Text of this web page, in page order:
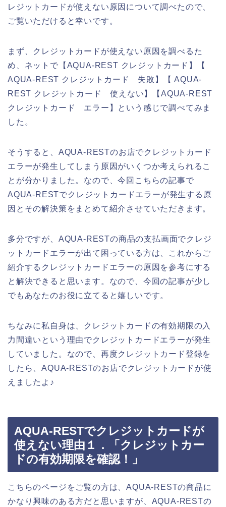
レジットカードが使えない原因について調べたので、
ご覧いただけると幸いです。
まず、クレジットカードが使えない原因を調べるた
め、ネットで【AQUA-REST クレジットカード】【
AQUA-REST クレジットカード 失敗】【 AQUA-
REST クレジットカード 使えない】【AQUA-REST
クレジットカード エラー】という感じで調べてみま
した。
そうすると、AQUA-RESTのお店でクレジットカード
エラーが発生してしまう原因がいくつか考えられるこ
とが分かりました。なので、今回こちらの記事で
AQUA-RESTでクレジットカードエラーが発生する原
因とその解決策をまとめて紹介させていただきます。
多分ですが、AQUA-RESTの商品の支払画面でクレジ
ットカードエラーが出て困っている方は、これからご
紹介するクレジットカードエラーの原因を参考にする
と解決できると思います。なので、今回の記事が少し
でもあなたのお役に立てると嬉しいです。
ちなみに私自身は、クレジットカードの有効期限の入
力間違いという理由でクレジットカードエラーが発生
していました。なので、再度クレジットカード登録を
したら、AQUA-RESTのお店でクレジットカードが使
えましたよ♪
AQUA-RESTでクレジットカードが
使えない理由１．「クレジットカー
ドの有効期限を確認！」
こちらのページをご覧の方は、AQUA-RESTの商品に
かなり興味のある方だと思いますが、AQUA-RESTの